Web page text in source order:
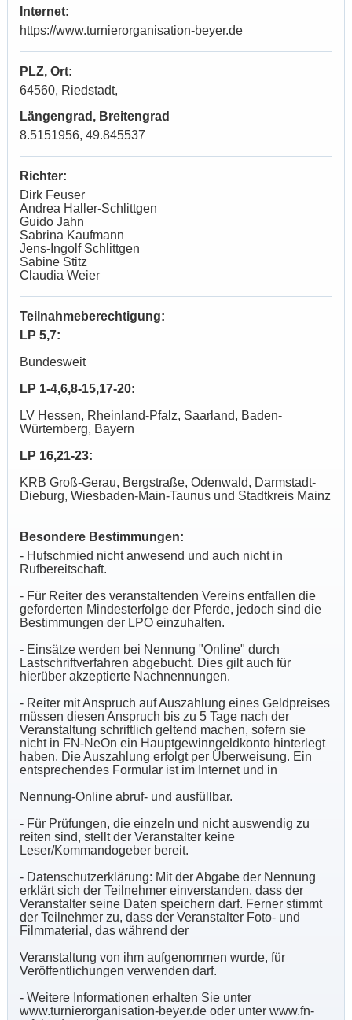
Internet:
https://www.turnierorganisation-beyer.de
PLZ, Ort:
64560, Riedstadt,
Längengrad, Breitengrad
8.5151956, 49.845537
Richter:
Dirk Feuser
Andrea Haller-Schlittgen
Guido Jahn
Sabrina Kaufmann
Jens-Ingolf Schlittgen
Sabine Stitz
Claudia Weier
Teilnahmeberechtigung:
LP 5,7:
Bundesweit
LP 1-4,6,8-15,17-20:
LV Hessen, Rheinland-Pfalz, Saarland, Baden-
Würtemberg, Bayern
LP 16,21-23:
KRB Groß-Gerau, Bergstraße, Odenwald, Darmstadt-
Dieburg, Wiesbaden-Main-Taunus und Stadtkreis Mainz
Besondere Bestimmungen:
- Hufschmied nicht anwesend und auch nicht in
Rufbereitschaft.
- Für Reiter des veranstaltenden Vereins entfallen die
geforderten Mindesterfolge der Pferde, jedoch sind die
Bestimmungen der LPO einzuhalten.
- Einsätze werden bei Nennung "Online" durch
Lastschriftverfahren abgebucht. Dies gilt auch für
hierüber akzeptierte Nachnennungen.
- Reiter mit Anspruch auf Auszahlung eines Geldpreises
müssen diesen Anspruch bis zu 5 Tage nach der
Veranstaltung schriftlich geltend machen, sofern sie
nicht in FN-NeOn ein Hauptgewinngeldkonto hinterlegt
haben. Die Auszahlung erfolgt per Überweisung. Ein
entsprechendes Formular ist im Internet und in
Nennung-Online abruf- und ausfüllbar.
- Für Prüfungen, die einzeln und nicht auswendig zu
reiten sind, stellt der Veranstalter keine
Leser/Kommandogeber bereit.
- Datenschutzerklärung: Mit der Abgabe der Nennung
erklärt sich der Teilnehmer einverstanden, dass der
Veranstalter seine Daten speichern darf. Ferner stimmt
der Teilnehmer zu, dass der Veranstalter Foto- und
Filmmaterial, das während der
Veranstaltung von ihm aufgenommen wurde, für
Veröffentlichungen verwenden darf.
- Weitere Informationen erhalten Sie unter
www.turnierorganisation-beyer.de oder unter www.fn-